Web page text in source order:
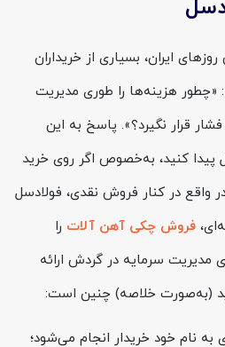
ایران، بسیاری از خریداران
«چطور هزینه‌ها را طوری مدیریت
قرار نگیرد؟». پاسخ به این
پیدا کنید، به‌خصوص اگر روی خرید
واقع در کنار فروش نقدی، فولادسل
فروش چکی آهن آلات را
مدیریت سرمایه در گردش ارائه
(به‌صورت خلاصه) چنین است:
نام خود خریدار انجام می‌شود؛